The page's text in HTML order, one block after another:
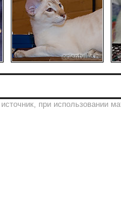
при использовании